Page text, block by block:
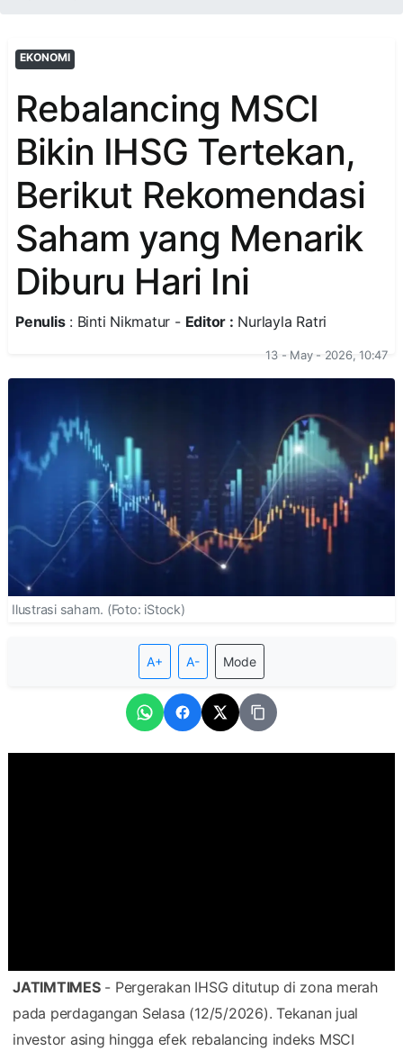
EKONOMI
Rebalancing MSCI
Bikin IHSG Tertekan,
Berikut Rekomendasi
Saham yang Menarik
Diburu Hari Ini
Penulis: Binti Nikmatur - Editor : Nurlayla Ratri
13 - May - 2026, 10:47
Ilustrasi saham. (Foto: iStock)
A+ A- Mode
JATIMTIMES- Pergerakan IHSG ditutup di zona merah
pada perdagangan Selasa (12/5/2026). Tekanan jual
investor asing hingga efek rebalancing indeks MSCI